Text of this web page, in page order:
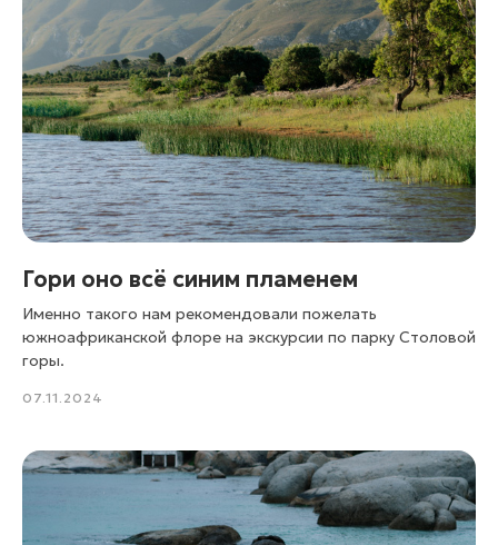
Гори оно всё синим пламенем
Именно такого нам рекомендовали пожелать
южноафриканской флоре на экскурсии по парку Столовой
горы.
07.11.2024